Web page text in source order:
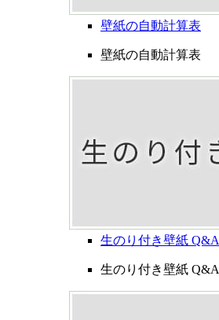
壁紙の自動計算表
壁紙の自動計算表
生のり付き壁紙 Q&A
生のり付き壁紙 Q&A